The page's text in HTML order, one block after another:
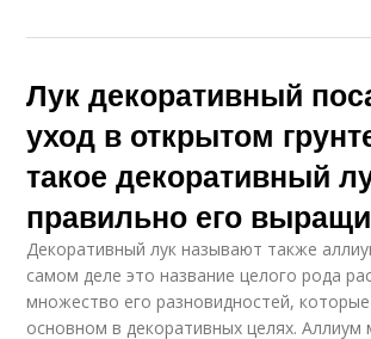
Лук декоративный
уход в открытом
такое декоративный
правильно его
Декоративный лук называют также
самом деле это название целого рода
множество его разновидностей,
основном в декоративных целях.